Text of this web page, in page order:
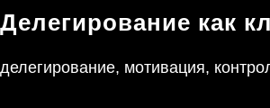
Делегирование как
делегирование, мотивация,